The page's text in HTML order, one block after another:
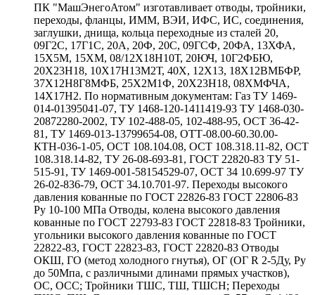
ПК "МашЭнегоАтом" изготавливает отводы, тройники,
переходы, фланцы, ИММ, ВЭИ, ИФС, ИС, соединения,
заглушки, днища, кольца переходные из сталей 20,
09Г2С, 17Г1С, 20А, 20Ф, 20С, 09ГСФ, 20ФА, 13ХФА,
15Х5М, 15ХМ, 08/12Х18Н10Т, 20ЮЧ, 10Г2ФБЮ,
20Х23Н18, 10Х17Н13М2Т, 40Х, 12Х13, 18Х12ВМБФР,
37Х12Н8Г8МФБ, 25Х2М1Ф, 20Х23Н18, 08ХМФЧА,
14Х17Н2. По нормативным документам: Газ ТУ 1469-
014-01395041-07, ТУ 1468-120-1411419-93 ТУ 1468-030-
20872280-2002, ТУ 102-488-05, 102-488-95, ОСТ 36-42-
81, ТУ 1469-013-13799654-08, ОТТ-08.00-60.30.00-
КТН-036-1-05, ОСТ 108.104.08, ОСТ 108.318.11-82, ОСТ
108.318.14-82, ТУ 26-08-693-81, ГОСТ 22820-83 ТУ 51-
515-91, ТУ 1469-001-58154529-07, ОСТ 34 10.699-97 ТУ
26-02-836-79, ОСТ 34.10.701-97. Переходы высокого
давления кованные по ГОСТ 22826-83 ГОСТ 22806-83
Ру 10-100 МПа Отводы, колена высокого давления
кованные по ГОСТ 22793-83 ГОСТ 22818-83 Тройники,
угольники высокого давления кованные по ГОСТ
22822-83, ГОСТ 22823-83, ГОСТ 22820-83 Отводы
ОКШ, ГО (метод холодного гнутья), ОГ (ОГ R 2-5Ду, Ру
до 50Мпа, с различными длинами прямых участков),
ОС, ОСС; Тройники ТШС, ТШ, ТШСН; Переходы